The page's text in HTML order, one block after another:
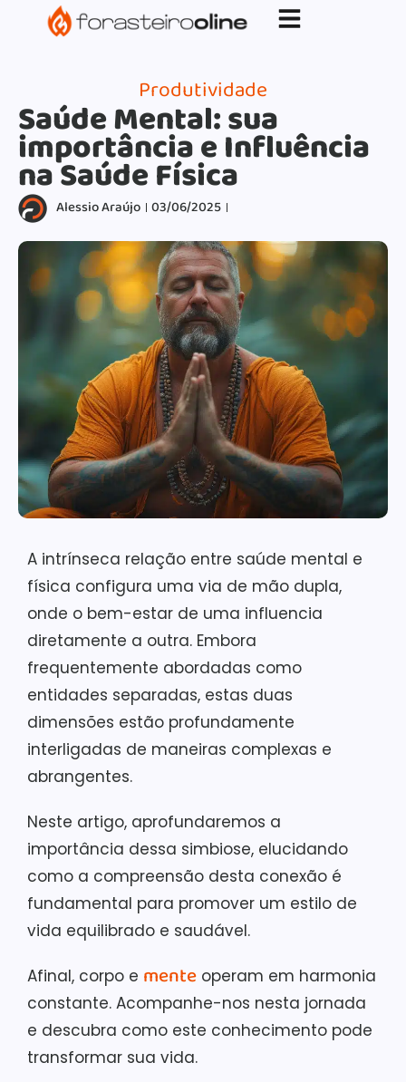
G-XVBZZCFH00pub-5970489886047746AW-
17954400846.
Produtividade
Saúde Mental: sua
importância e Influência
na Saúde Física
Alessio Araújo 03/06/2025
A intrínseca relação entre saúde mental e
física configura uma via de mão dupla,
onde o bem-estar de uma influencia
diretamente a outra. Embora
frequentemente abordadas como
entidades separadas, estas duas
dimensões estão profundamente
interligadas de maneiras complexas e
abrangentes.
Neste artigo, aprofundaremos a
importância dessa simbiose, elucidando
como a compreensão desta conexão é
fundamental para promover um estilo de
vida equilibrado e saudável.
Afinal, corpo e mente operam em harmonia
constante. Acompanhe-nos nesta jornada
e descubra como este conhecimento pode
transformar sua vida.